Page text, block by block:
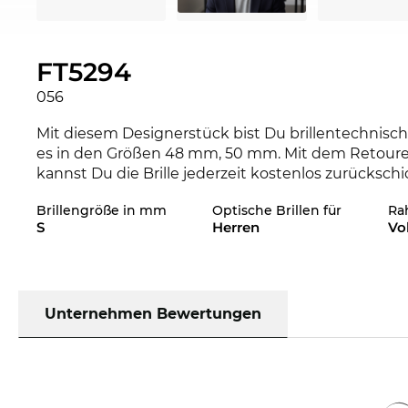
FT5294
056
Mit diesem Designerstück bist Du
es in den Größen 48 mm, 50 mm. Mit dem
kannst Du die Brille jederzeit kostenlos
Das Design des Gestells richtet sich hier dezidiert
Linienführung sorgt für den maskulinen Touch.
Halbwertszeit, dennrunde Brillen
diese, kombinieren lange Lebensdauer mit
Brillengröße in mm
S
Optische Brillen für
Herren
Unternehmen Bewertungen